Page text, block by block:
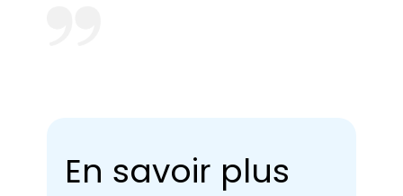
En savoir plus